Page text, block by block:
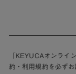
「KEYUCAオンライ
約・利用規約を必ずお